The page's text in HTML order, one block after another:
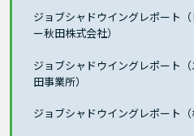
ジョブシャドウイングレポート
ー秋田株式会社）
ジョブシャドウイングレポート
田事業所）
ジョブシャドウイングレポート（